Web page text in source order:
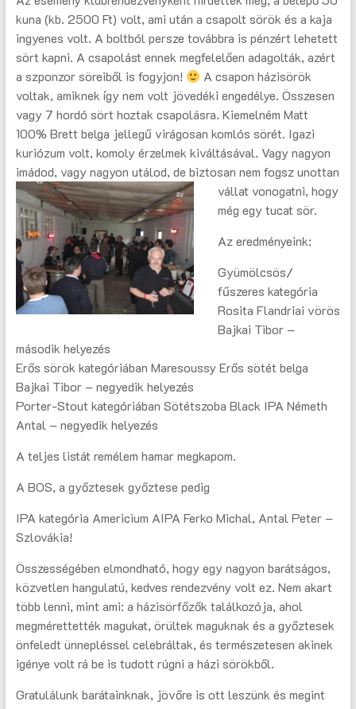
kuna (kb. 2500 Ft) volt, ami után a csapolt sörök és a kaja
ingyenes volt. A boltból persze továbbra is pénzért lehetett
sört kapni. A csapolást ennek megfelelően adagolták, azért
a szponzor söreiből is fogyjon!
A csapon házisörök
voltak, amiknek így nem volt jövedéki engedélye. Összesen
vagy 7 hordó sört hoztak csapolásra. Kiemelném Matt
100% Brett belga jellegű virágosan komlós sörét. Igazi
kuriózum volt, komoly érzelmek kiváltásával. Vagy nagyon
imádod, vagy nagyon utálod, de biztosan nem fogsz unottan
vállat vonogatni, hogy
még egy tucat sör.
Az eredményeink:
Gyümölcsös/
fűszeres kategória
Rosita Flandriai vörös
Bajkai Tibor –
második helyezés
Erős sörök kategóriában Maresoussy Erős sötét belga
Bajkai Tibor – negyedik helyezés
Porter-Stout kategóriában Sötétszoba Black IPA Németh
Antal – negyedik helyezés
A teljes listát remélem hamar megkapom.
A BOS, a győztesek győztese pedig
IPA kategória Americium AIPA Ferko Michal, Antal Peter –
Szlovákia!
Összességében elmondható, hogy egy nagyon barátságos,
közvetlen hangulatú, kedves rendezvény volt ez. Nem akart
több lenni, mint ami: a házisörfőzők találkozója, ahol
megmérettették magukat, örültek maguknak és a győztesek
önfeledt ünnepléssel celebráltak, és természetesen akinek
igénye volt rá be is tudott rúgni a házi sörökből.
Gratulálunk barátainknak, jövőre is ott leszünk és megint